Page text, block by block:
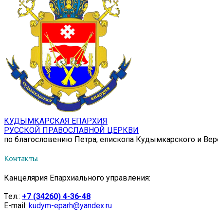
КУДЫМКАРСКАЯ ЕПАРХИЯ
РУССКОЙ ПРАВОСЛАВНОЙ ЦЕРКВИ
по благословению Петра, епископа Кудымкарского и
Контакты
Канцелярия Епархиального управления:
Tел.: +7 (34260) 4-36-48
E-mail: kudym-eparh@yandex.ru